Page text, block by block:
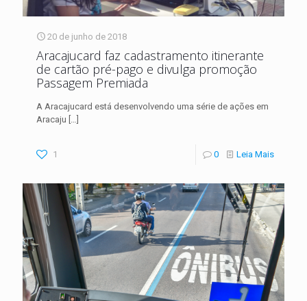
20 de junho de 2018
Aracajucard faz cadastramento itinerante
de cartão pré-pago e divulga promoção
Passagem Premiada
A Aracajucard está desenvolvendo uma série de ações em
Aracaju […]
1 0 Leia Mais